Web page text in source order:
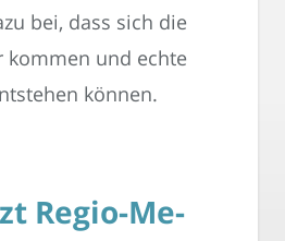
bei, dass sich die
kommen und echte
können.
Regio-Me-